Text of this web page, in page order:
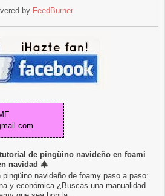
by FeedBurner
de pingüino navideño en foami
navidad 🎄
pingüino navideño de foamy paso a paso:
y económica ¿Buscas una manualidad